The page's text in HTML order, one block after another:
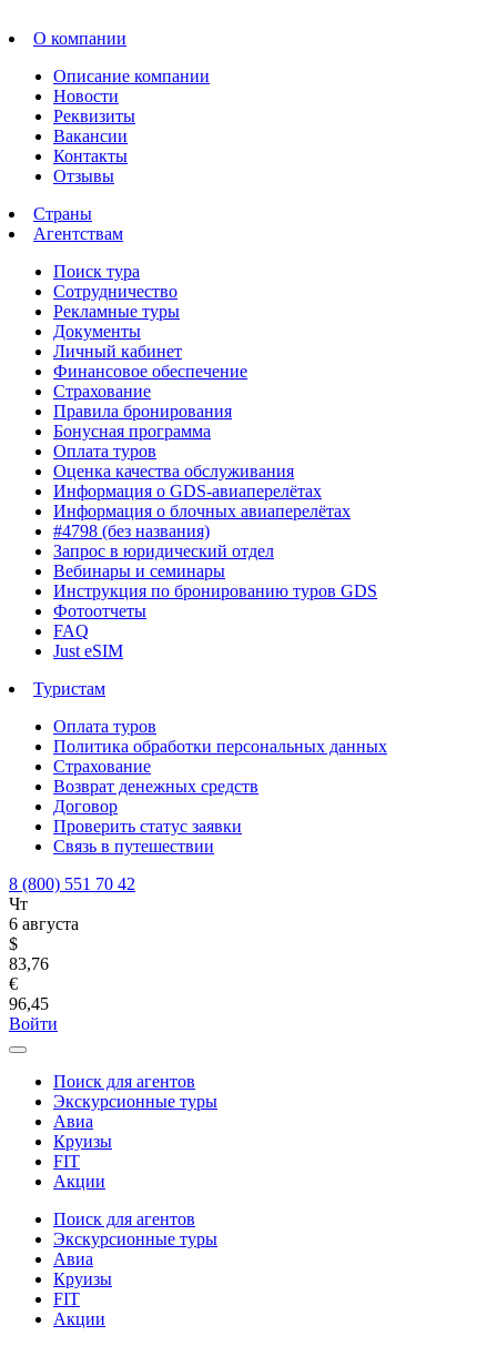
О компании
Описание компании
Новости
Реквизиты
Вакансии
Контакты
Отзывы
Страны
Агентствам
Поиск тура
Сотрудничество
Рекламные туры
Документы
Личный кабинет
Финансовое обеспечение
Страхование
Правила бронирования
Бонусная программа
Оплата туров
Оценка качества обслуживания
Информация о GDS-авиаперелётах
Информация о блочных авиаперелётах
#4798 (без названия)
Запрос в юридический отдел
Вебинары и семинары
Инструкция по бронированию туров GDS
Фотоотчеты
FAQ
Just eSIM
Туристам
Оплата туров
Политика обработки персональных данных
Страхование
Возврат денежных средств
Договор
Проверить статус заявки
Связь в путешествии
8 (800) 551 70 42
Чт
6 августа
$
83,76
€
96,45
Войти
Поиск для агентов
Экскурсионные туры
Авиа
Круизы
FIT
Акции
Поиск для агентов
Экскурсионные туры
Авиа
Круизы
FIT
Акции